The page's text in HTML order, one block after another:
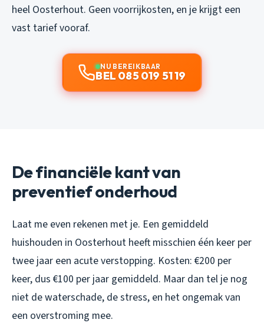
heel Oosterhout. Geen voorrijkosten, en je krijgt een
vast tarief vooraf.
NU BEREIKBAAR
BEL 085 019 51 19
De financiële kant van
preventief onderhoud
Laat me even rekenen met je. Een gemiddeld
huishouden in Oosterhout heeft misschien één keer per
twee jaar een acute verstopping. Kosten: €200 per
keer, dus €100 per jaar gemiddeld. Maar dan tel je nog
niet de waterschade, de stress, en het ongemak van
een overstroming mee.